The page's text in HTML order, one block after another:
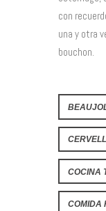
con
una y otra
bouchon.
COCINA
COMIDA